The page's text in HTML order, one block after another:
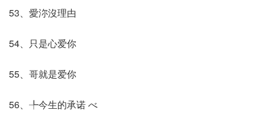
53、愛沵沒理甴
54、只是心爱你
55、哥就是爱你
56、╄今生的承诺 べ